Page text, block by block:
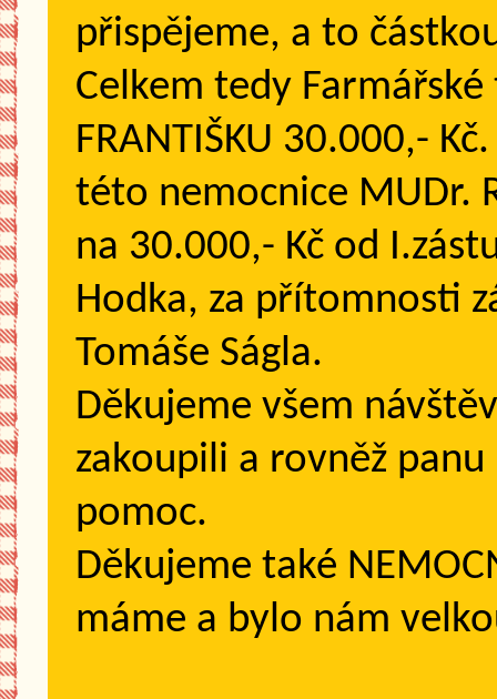
přispějeme, a to
Celkem tedy
FRANTIŠKU 30.000,-
této nemocnice MUDr.
na 30.000,- Kč od
Hodka, za přítomnosti
Tomáše Ságla.
Děkujeme všem
zakoupili a rovněž
pomoc.
Děkujeme také
máme a bylo nám